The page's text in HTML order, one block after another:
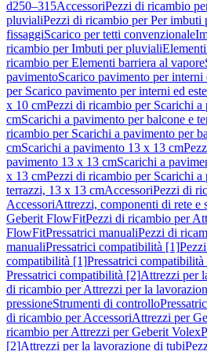
d250–315AccessoriPezzi di ricambio
pluvialiPezzi di ricambio per Per imbuti
fissaggiScarico per tetti convenzionale
ricambio per Imbuti per pluviali
ricambio per Elementi barriera al vapore
pavimentoScarico pavimento per interni
per Scarico pavimento per interni ed
x 10 cmPezzi di ricambio per Scarichi
cmScarichi a pavimento per balcone e
ricambio per Scarichi a pavimento per
cmScarichi a pavimento 13 x 13 cm
pavimento 13 x 13 cmScarichi a
x 13 cmPezzi di ricambio per Scarichi
terrazzi, 13 x 13 cmAccessoriPezzi di
AccessoriAttrezzi, componenti di rete e
Geberit FlowFitPezzi di ricambio per
FlowFitPressatrici manualiPezzi di
manualiPressatrici compatibilità [1]
compatibilità [1]Pressatrici
Pressatrici compatibilità [2]Attrezzi per
di ricambio per Attrezzi per la
pressioneStrumenti di controllo
di ricambio per AccessoriAttrezzi per
ricambio per Attrezzi per Geberit Volex
[2]Attrezzi per la lavorazione di tubi